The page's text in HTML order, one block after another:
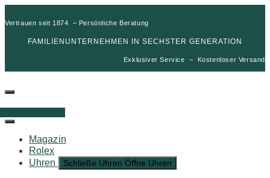
Vertrauen seit 1874 – Persönliche Beratung
FAMILIENUNTERNEHMEN IN SECHSTER GENERATION
Exklusiver Service – Kostenloser Versand
Magazin
Rolex
Uhren
Schließe Uhren Öffne Uhren